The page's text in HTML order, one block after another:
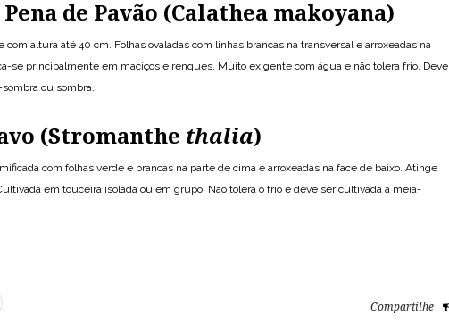
de Pavão (Calathea makoyana)
com altura até 40 cm. Folhas ovaladas com linhas brancas na transversal e arroxeadas na
se principalmente em maciços e renques. Muito exigente com água e não tolera frio. Deve
ou sombra.
(Stromanthe thalia)
com folhas verde e brancas na parte de cima e arroxeadas na face de baixo. Atinge
em touceira isolada ou em grupo. Não tolera o frio e deve ser cultivada a meia-
Compartilhe